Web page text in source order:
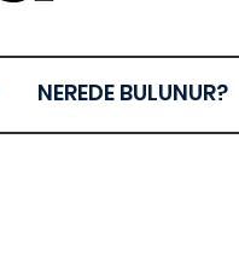
NEREDE BULUNUR?